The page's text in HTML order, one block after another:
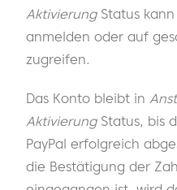
AktivierungStatus
anmelden oder auf
zugreifen.
Das Konto bleibt in
AktivierungStatus, bis
PayPal erfolgreich
die Bestätigung der